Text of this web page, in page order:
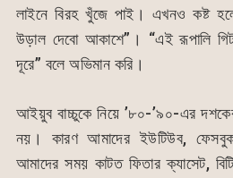
লাইনে বিরহ খুঁজে পাই। এখনও কষ্ট
উড়াল দেবো আকাশে”। “এই রূপালি
দূরে” বলে অভিমান করি।
আইয়ুব বাচ্চুকে নিয়ে ’৮০-’৯০-এর
নয়। কারণ আমাদের ইউটিউব,
আমাদের সময় কাটত ফিতার ক্যাসেট,